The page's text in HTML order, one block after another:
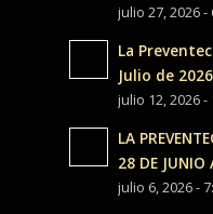
julio 27, 2026 -
La
Julio de 2026
julio 12, 2026 -
LA
28 DE JUNIO
julio 6, 2026 -